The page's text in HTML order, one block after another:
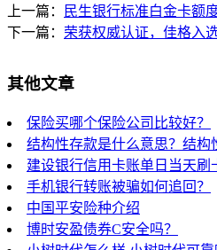
上一篇：
民生银行标准白金卡额
下一篇： 荣获权威认证，佳格入
其他文章
保险买哪个保险公司比较好？
结构性存款是什么意思？结构
建设银行信用卡账单日当天刷
手机银行转账被骗如何追回？
中国平安险种介绍
博时安盈债券C安全吗？